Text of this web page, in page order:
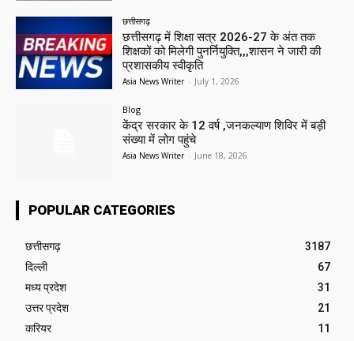
छत्तीसगढ़
छत्तीसगढ़ में शिक्षा सत्र 2026-27 के अंत तक
शिक्षकों को मिलेगी पुनर्नियुक्ति,,,शासन ने जारी की
प्रशासकीय स्वीकृति
Asia News Writer - July 1, 2026
Blog
केंद्र सरकार के 12 वर्ष ,जनकल्याण शिविर में बड़ी
संख्या में लोग पहुंचे
Asia News Writer - June 18, 2026
POPULAR CATEGORIES
छत्तीसगढ़
3187
दिल्ली
67
मध्य प्रदेश
31
उत्तर प्रदेश
21
करियर
11